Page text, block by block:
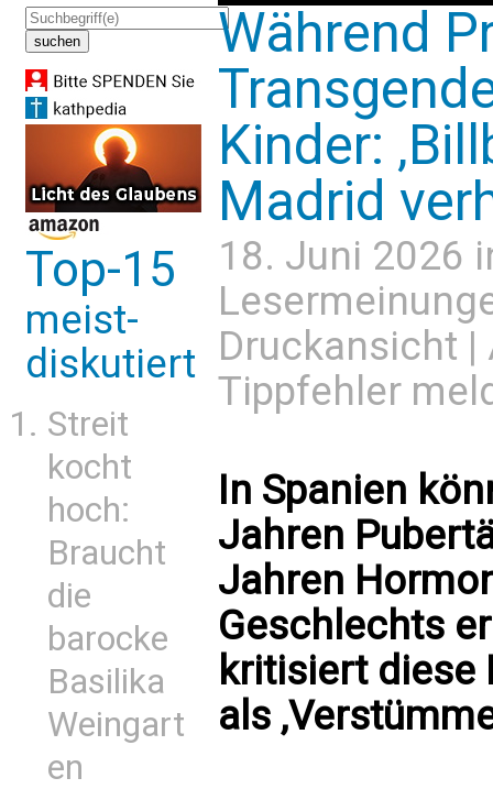
Top-15
meist-
diskutiert
Streit
kocht
hoch:
Braucht
die
barocke
Basilika
Weingart
en
Während
Kinder:
Madrid
18. Juni 2026
Druckansicht |
Tippfehler
In Spanien
Jahren
Jahren
Geschlechts
kritisiert diese
als